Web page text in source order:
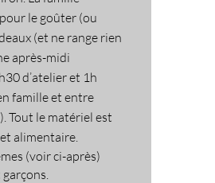
le goûter (ou
(et ne range rien
après-midi
d’atelier et 1h
famille et entre
Tout le matériel est
alimentaire.
(voir ci-après)